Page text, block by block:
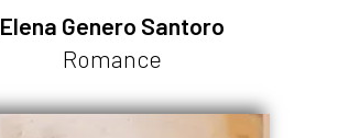
Elena Genero Santoro
Romance